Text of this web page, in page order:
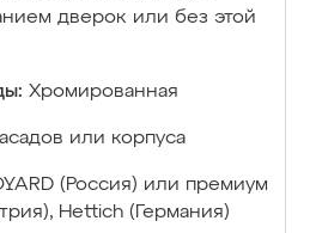
дверок или без этой
Хромированная
или корпуса
(Россия) или премиум
Hettich (Германия)